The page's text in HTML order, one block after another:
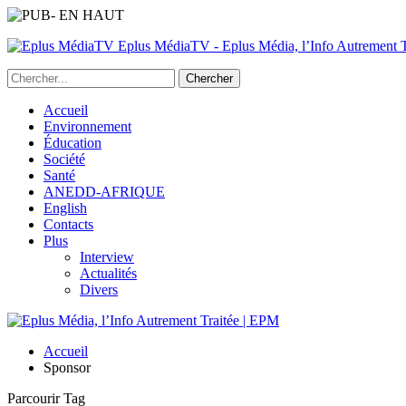
Eplus MédiaTV - Eplus Média, l’Info Autrement
Accueil
Environnement
Éducation
Société
Santé
ANEDD-AFRIQUE
English
Contacts
Plus
Interview
Actualités
Divers
Accueil
Sponsor
Parcourir Tag